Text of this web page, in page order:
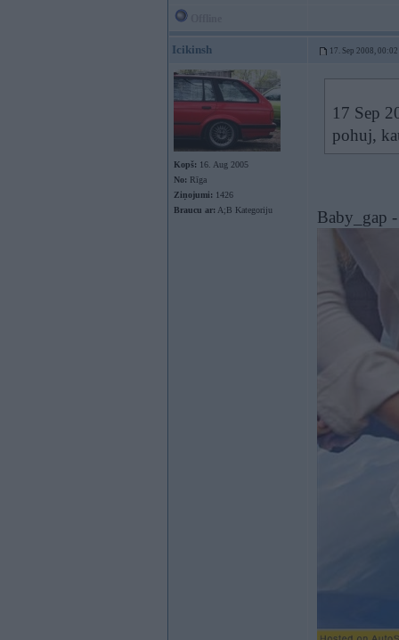
Icikinsh 17. Sep 2008, 00:02
Kopš: 16. Aug 2005
No: Rīga
Ziņojumi: 1426
Braucu ar: A;B Kategoriju
17 Sep
pohuj,
Baby_gap